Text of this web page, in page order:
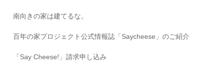
南向きの家は建てるな。
百年の家プロジェクト公式情報誌「Saycheese」のご紹介
「Say Cheese!」請求申し込み